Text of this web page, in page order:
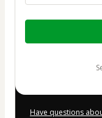
Total
Have questions